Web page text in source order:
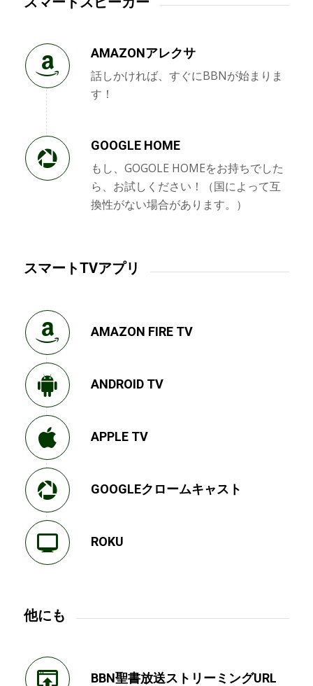
AMAZONアレクサ
話しかければ、すぐにBBNが始まりま
す！
GOOGLE HOME
もし、GOGOLE HOMEをお持ちでした
ら、お試しください！（国によって互
換性がない場合があります。）
スマートTVアプリ
AMAZON FIRE TV
ANDROID TV
APPLE TV
GOOGLEクロームキャスト
ROKU
他にも
BBN聖書放送ストリーミングURL